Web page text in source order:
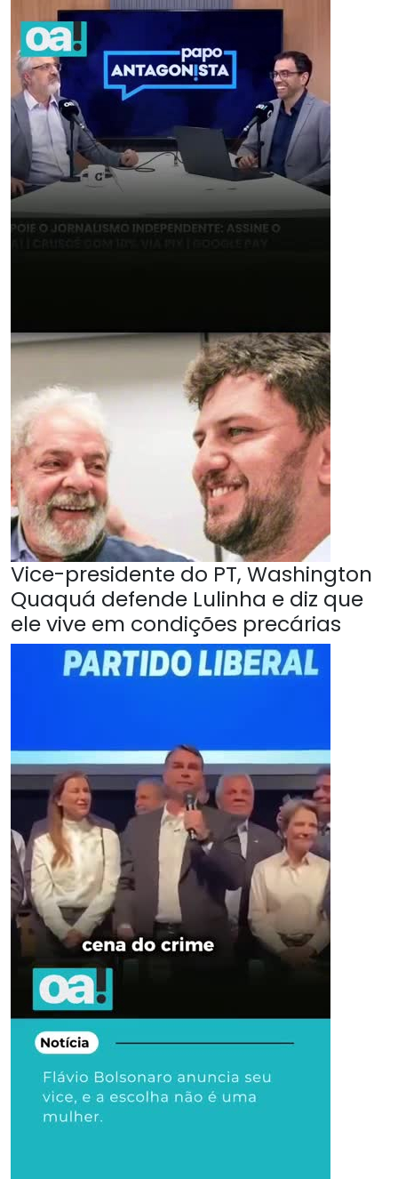
Vice-presidente do PT, Washington
Quaquá defende Lulinha e diz que
ele vive em condições precárias